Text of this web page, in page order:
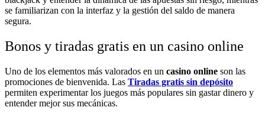
se familiarizan con la interfaz y la gestión del saldo de manera
segura.
Bonos y tiradas gratis en un casino online
Uno de los elementos más valorados en un casino online son las
promociones de bienvenida. Las Tiradas gratis sin depósito
permiten experimentar los juegos más populares sin gastar dinero y
entender mejor sus mecánicas.